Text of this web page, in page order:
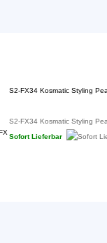
S2-FX34 Kosmatic Styling
S2-FX34 Kosmatic Styling
Sofort Lieferbar